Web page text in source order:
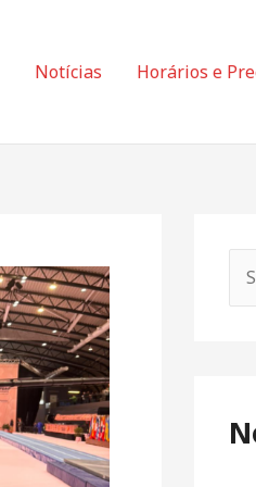
Notícias Horários e
c